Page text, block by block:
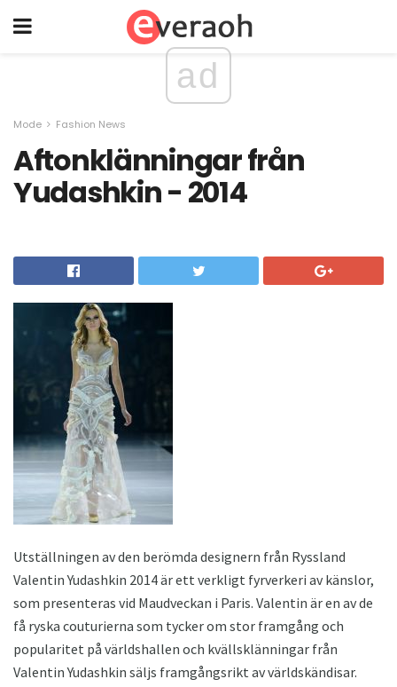
ad
Mode Fashion News
Aftonklänningar från
Yudashkin - 2014
Utställningen av den berömda designern från Ryssland
Valentin Yudashkin 2014 är ett verkligt fyrverkeri av känslor,
som presenteras vid Maudveckan i Paris. Valentin är en av de
få ryska couturierna som tycker om stor framgång och
popularitet på världshallen och kvällsklänningar från
Valentin Yudashkin säljs framgångsrikt av världskändisar.